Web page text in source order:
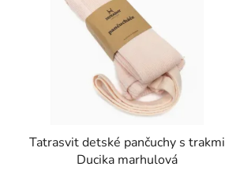
Tatrasvit detské pančuchy s trakmi
Ducika marhulová